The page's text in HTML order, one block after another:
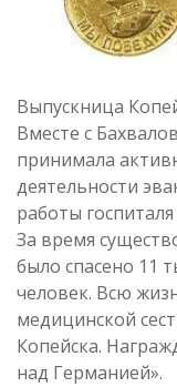
Выпускница
Вместе с
принимала
деятельности
работы
За время
было спасено 11
человек. Всю
медицинской
Копейска.
над Германией».